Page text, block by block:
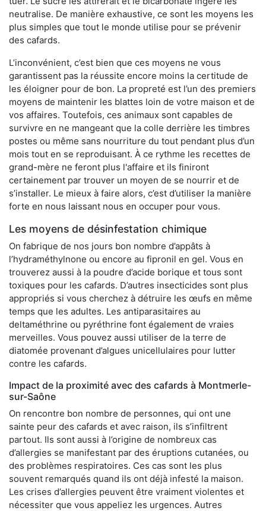
neutralise. De manière exhaustive, ce sont les moyens les
plus simples que tout le monde utilise pour se prévenir
des cafards.
L’inconvénient, c’est bien que ces moyens ne vous
garantissent pas la réussite encore moins la certitude de
les éloigner pour de bon. La propreté est l’un des premiers
moyens de maintenir les blattes loin de votre maison et de
vos affaires. Toutefois, ces animaux sont capables de
survivre en ne mangeant que la colle derrière les timbres
postes ou même sans nourriture du tout pendant plus d’un
mois tout en se reproduisant. À ce rythme les recettes de
grand-mère ne feront plus l'affaire et ils finiront
certainement par trouver un moyen de se nourrir et de
s’installer. Le mieux à faire alors, c’est d’utiliser la manière
forte en nous laissant nous en occuper pour vous.
Les moyens de désinfestation chimique
On fabrique de nos jours bon nombre d’appâts à
l’hydraméthylnone ou encore au fipronil en gel. Vous en
trouverez aussi à la poudre d’acide borique et tous sont
toxiques pour les cafards. D’autres insecticides sont plus
appropriés si vous cherchez à détruire les œufs en même
temps que les adultes. Les antiparasitaires au
deltaméthrine ou pyréthrine font également de vraies
merveilles. Vous pouvez aussi utiliser de la terre de
diatomée provenant d’algues unicellulaires pour lutter
contre les cafards.
Impact de la proximité avec des cafards à Montmerle-
sur-Saône
On rencontre bon nombre de personnes, qui ont une
sainte peur des cafards et avec raison, ils s’infiltrent
partout. Ils sont aussi à l’origine de nombreux cas
d’allergies se manifestant par des éruptions cutanées, ou
des problèmes respiratoires. Ces cas sont les plus
souvent remarqués quand ils ont déjà infesté la maison.
Les crises d’allergies peuvent être vraiment violentes et
nécessiter que vous appeliez les urgences. Autres